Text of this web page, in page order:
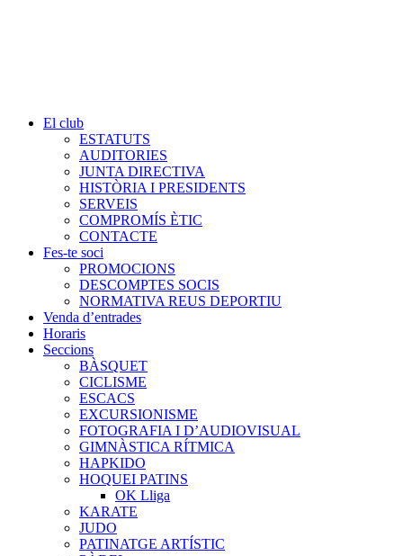
El club
ESTATUTS
AUDITORIES
JUNTA DIRECTIVA
HISTÒRIA I PRESIDENTS
SERVEIS
COMPROMÍS ÈTIC
CONTACTE
Fes-te soci
PROMOCIONS
DESCOMPTES SOCIS
NORMATIVA REUS DEPORTIU
Venda d’entrades
Horaris
Seccions
BÀSQUET
CICLISME
ESCACS
EXCURSIONISME
FOTOGRAFIA I D’AUDIOVISUAL
GIMNÀSTICA RÍTMICA
HAPKIDO
HOQUEI PATINS
OK Lliga
KARATE
JUDO
PATINATGE ARTÍSTIC